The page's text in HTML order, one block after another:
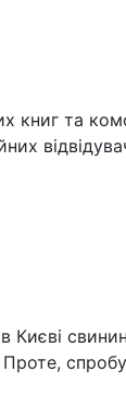
книг та
Києві